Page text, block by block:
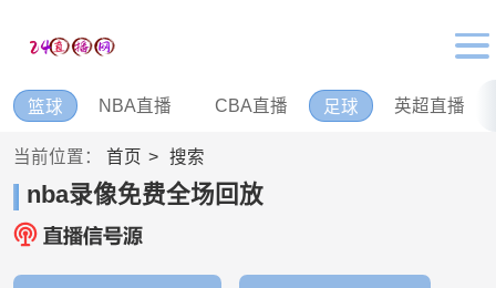
篮球 NBA直播 CBA直播 足球 英超直播
当前位置： 首页 搜索
nba录像免费全场回放